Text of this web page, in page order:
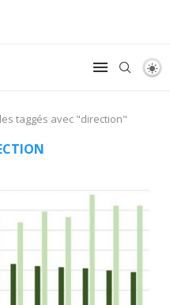
taggés avec "direction"